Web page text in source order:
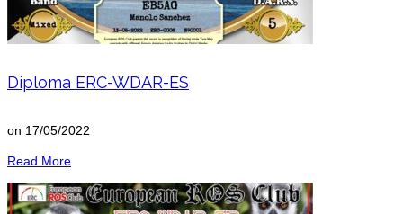
Diploma ERC-WDAR-ES
on 17/05/2022
Read More